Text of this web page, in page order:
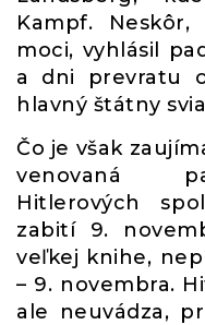
Kampf.
moci, vyhlásil
a dni prevratu
hlavný štátny
Čo je však
venovaná
Hitlerových
zabití 9.
veľkej knihe,
– 9. novembra.
ale neuvádza,